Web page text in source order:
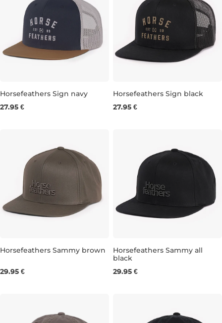
Horsefeathers Sign navy
27.95 €
Horsefeathers Sign black
27.95 €
Horsefeathers Sammy brown
29.95 €
Horsefeathers Sammy all
black
29.95 €